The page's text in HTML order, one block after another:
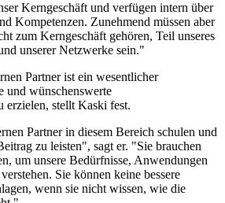
Kerngeschäft und verfügen intern über
Kompetenzen. Zunehmend müssen aber
zum Kerngeschäft gehören, Teil unseres
unserer Netzwerke sein."
Partner ist ein wesentlicher
und wünschenswerte
erzielen, stellt Kaski fest.
Partner in diesem Bereich schulen und
zu leisten", sagt er. "Sie brauchen
um unsere Bedürfnisse, Anwendungen
Sie können keine bessere
wenn sie nicht wissen, wie die